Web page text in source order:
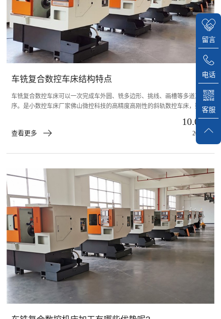
车铣复合数控车床结构特点
车铣复合数控车床可以一次完成车外圆、铣多边形、挑线、画槽等多道工
序。是小数控车床厂家佛山微控科技的高精度高刚性的斜轨数控车床，数控
查看更多
10.06
2023
留言
电话
客服